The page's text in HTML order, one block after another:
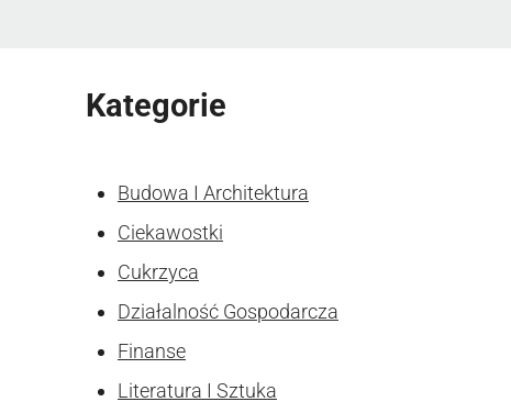
Kategorie
Budowa I Architektura
Ciekawostki
Cukrzyca
Działalność Gospodarcza
Finanse
Literatura I Sztuka